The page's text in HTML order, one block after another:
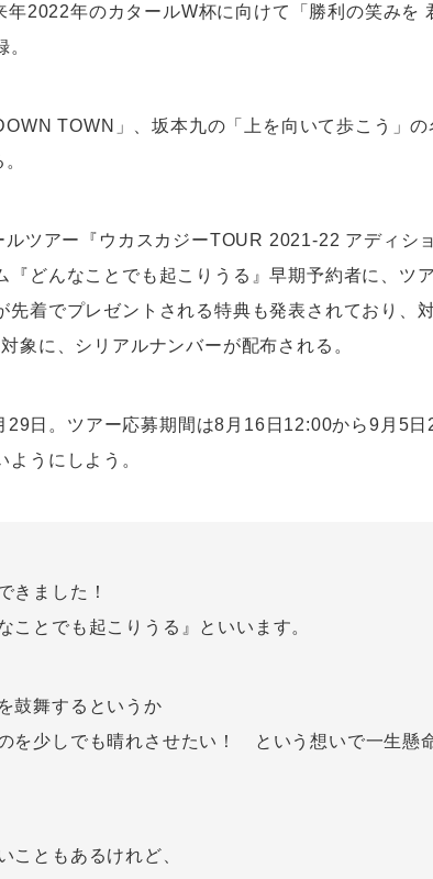
2022年のカタールW杯に向けて「勝利の笑みを
TOWN」、坂本九の「上を向いて歩こう」の
ツアー『ウカスカジーTOUR 2021-22 アディシ
どんなことでも起こりうる』早期予約者に、ツ
先着でプレゼントされる特典も発表されており、
象に、シリアルナンバーが配布される。
日。ツアー応募期間は8月16日12:00から9月5日
うにしよう。
きました！
ことでも起こりうる』といいます。
鼓舞するというか
を少しでも晴れさせたい！ という想いで一生懸
こともあるけれど、